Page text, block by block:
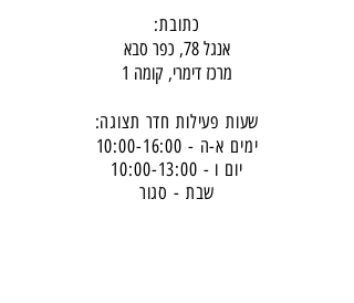
כתובת:
אנגל 78, כפר סבא
מרכז דימרי, קומה 1
שעות פעילות חדר תצוגה:
ימים א-ה - 10:00-16: 00
יום ו - 10:00-13:00
שבת - סגור